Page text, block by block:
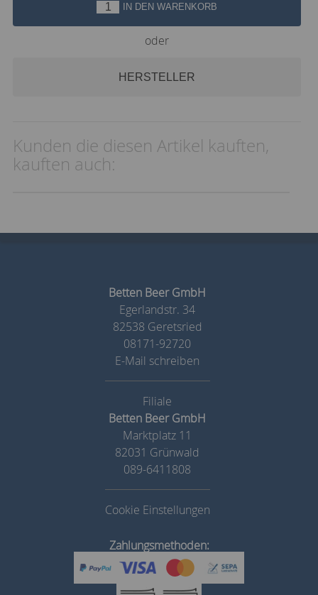
IN DEN WARENKORB
oder
HERSTELLER
Kunden die diesen Artikel kauften,
kauften auch:
Betten Beer GmbH
Egerlandstr. 34
82538 Geretsried
08171-92720
E-Mail schreiben
Betten Beer GmbH
Marktplatz 11
82031 Grünwald
089-6411808
Cookie Einstellungen
Zahlungsmethoden: